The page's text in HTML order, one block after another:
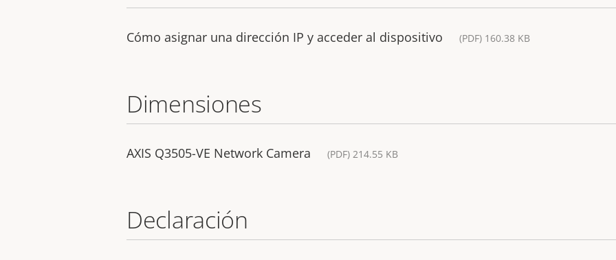
Cómo asignar una dirección IP y acceder al dispositivo (PDF) 160.38 KB
Dimensiones
AXIS Q3505-VE Network Camera (PDF) 214.55 KB
Declaración